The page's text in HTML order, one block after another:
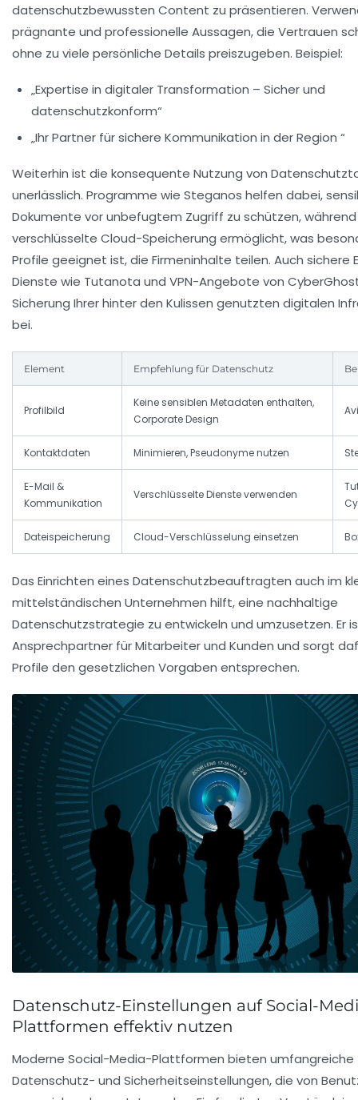
datenschutzbewussten Content zu präsentieren.
prägnante und professionelle Aussagen, die Vertrauen
ohne zu viele persönliche Details preiszugeben. Beispiel:
„Expertise in digitaler Transformation – Sicher und
datenschutzkonform“
„Ihr Partner für sichere Kommunikation in der Region “
Weiterhin ist die konsequente Nutzung von
unerlässlich. Programme wie Steganos helfen dabei,
Dokumente vor unbefugtem Zugriff zu schützen,
verschlüsselte Cloud-Speicherung ermöglicht, was
Profile geeignet ist, die Firmeninhalte teilen. Auch sichere
Dienste wie Tutanota und VPN-Angebote von
Sicherung Ihrer hinter den Kulissen genutzten digitalen
bei.
Element Empfehlung für Datenschutz
Profilbild
Keine sensiblen Metadaten enthalten,
Corporate Design
Kontaktdaten Minimieren, Pseudonyme nutzen
E-Mail &
Kommunikation
Verschlüsselte Dienste verwenden
Dateispeicherung Cloud-Verschlüsselung einsetzen
Das Einrichten eines Datenschutzbeauftragten auch im
mittelständischen Unternehmen hilft, eine nachhaltige
Datenschutzstrategie zu entwickeln und umzusetzen. Er
Ansprechpartner für Mitarbeiter und Kunden und sorgt
Profile den gesetzlichen Vorgaben entsprechen.
Datenschutz-Einstellungen auf Social-
Plattformen effektiv nutzen
Moderne Social-Media-Plattformen bieten umfangreiche
Datenschutz- und Sicherheitseinstellungen, die von